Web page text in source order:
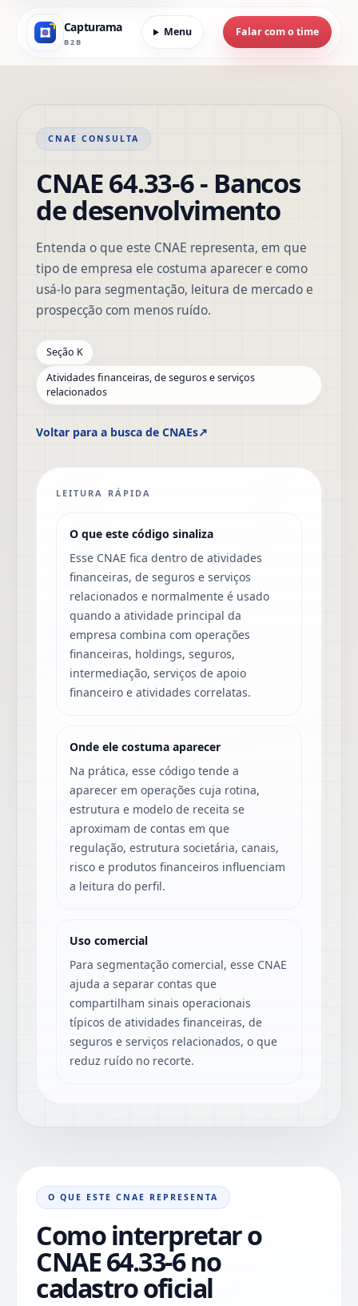
Capturama
B2B
Menu Falar com o time
CNAE CONSULTA
CNAE 64.33-6 - Bancos
de desenvolvimento
Entenda o que este CNAE representa, em que
tipo de empresa ele costuma aparecer e como
usá-lo para segmentação, leitura de mercado e
prospecção com menos ruído.
Seção K
Atividades financeiras, de seguros e serviços
relacionados
Voltar para a busca de CNAEs↗
LEITURA RÁPIDA
O que este código sinaliza
Esse CNAE fica dentro de atividades
financeiras, de seguros e serviços
relacionados e normalmente é usado
quando a atividade principal da
empresa combina com operações
financeiras, holdings, seguros,
intermediação, serviços de apoio
financeiro e atividades correlatas.
Onde ele costuma aparecer
Na prática, esse código tende a
aparecer em operações cuja rotina,
estrutura e modelo de receita se
aproximam de contas em que
regulação, estrutura societária, canais,
risco e produtos financeiros influenciam
a leitura do perfil.
Uso comercial
Para segmentação comercial, esse CNAE
ajuda a separar contas que
compartilham sinais operacionais
típicos de atividades financeiras, de
seguros e serviços relacionados, o que
reduz ruído no recorte.
O QUE ESTE CNAE REPRESENTA
Como interpretar o
CNAE 64.33-6 no
cadastro oficial